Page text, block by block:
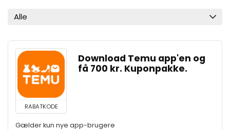
Alle
RABATKODE
Download Temu app'en og
få 700 kr. Kuponpakke.
Gælder kun nye app-brugere